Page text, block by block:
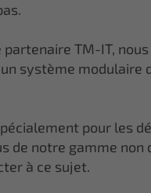
TM-IT,
un système
pour les
de notre gamme
à ce sujet.